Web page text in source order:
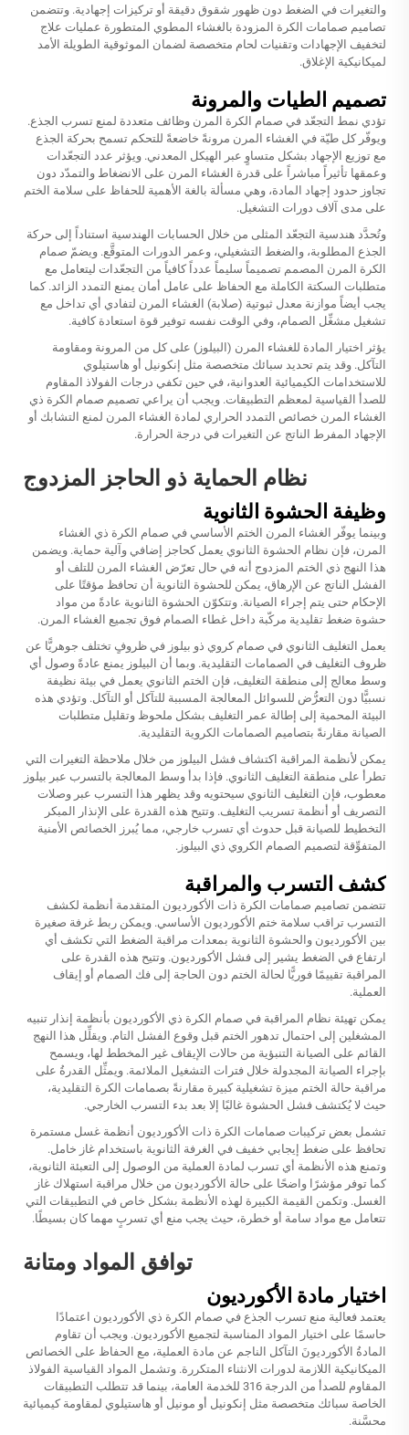
والتغيرات في الضغط دون ظهور شقوق دقيقة أو تركيزات إجهادية. وتتضمن
تصاميم صمامات الكرة المزودة بالغشاء المطوي المتطورة عمليات علاج
لتخفيف الإجهادات وتقنيات لحام متخصصة لضمان الموثوقية الطويلة الأمد
لميكانيكية الإغلاق.
تصميم الطيات والمرونة
تؤدي نمط التجعّد في صمام الكرة المرن وظائف متعددة لمنع تسرب الجذع.
ويوفّر كل طيّة في الغشاء المرن مرونةً خاضعةً للتحكم تسمح بحركة الجذع
مع توزيع الإجهاد بشكل متساوٍ عبر الهيكل المعدني. ويؤثر عدد التجعّدات
وعمقها تأثيراً مباشراً على قدرة الغشاء المرن على الانضغاط والتمدّد دون
تجاوز حدود إجهاد المادة، وهي مسألة بالغة الأهمية للحفاظ على سلامة الختم
على مدى آلاف دورات التشغيل.
وتُحدَّد هندسية التجعّد المثلى من خلال الحسابات الهندسية استناداً إلى حركة
الجذع المطلوبة، والضغط التشغيلي، وعمر الدورات المتوقَّع. ويضمّ صمام
الكرة المرن المصمم تصميماً سليماً عدداً كافياً من التجعّدات ليتعامل مع
متطلبات السكتة الكاملة مع الحفاظ على عامل أمان يمنع التمدد الزائد. كما
يجب أيضاً موازنة معدل ثبوتية (صلابة) الغشاء المرن لتفادي أي تداخل مع
تشغيل مشغِّل الصمام، وفي الوقت نفسه توفير قوة استعادة كافية.
يؤثر اختيار المادة للغشاء المرن (البيلوز) على كل من المرونة ومقاومة
التآكل. وقد يتم تحديد سبائك متخصصة مثل إنكونيل أو هاستيلوي
للاستخدامات الكيميائية العدوانية، في حين تكفي درجات الفولاذ المقاوم
للصدأ القياسية لمعظم التطبيقات. ويجب أن يراعي تصميم صمام الكرة ذي
الغشاء المرن خصائص التمدد الحراري لمادة الغشاء المرن لمنع التشابك أو
الإجهاد المفرط الناتج عن التغيرات في درجة الحرارة.
نظام الحماية ذو الحاجز المزدوج
وظيفة الحشوة الثانوية
وبينما يوفّر الغشاء المرن الختم الأساسي في صمام الكرة ذي الغشاء
المرن، فإن نظام الحشوة الثانوي يعمل كحاجز إضافي وآلية حماية. ويضمن
هذا النهج ذي الختم المزدوج أنه في حال تعرّض الغشاء المرن للتلف أو
الفشل الناتج عن الإرهاق، يمكن للحشوة الثانوية أن تحافظ مؤقتًا على
الإحكام حتى يتم إجراء الصيانة. وتتكوّن الحشوة الثانوية عادةً من مواد
حشوة ضغط تقليدية مركّبة داخل غطاء الصمام فوق تجميع الغشاء المرن.
يعمل التغليف الثانوي في صمام كروي ذو بيلوز في ظروفٍ تختلف جوهريًّا عن
ظروف التغليف في الصمامات التقليدية. وبما أن البيلوز يمنع عادةً وصول أي
وسط معالج إلى منطقة التغليف، فإن الختم الثانوي يعمل في بيئة نظيفة
نسبيًّا دون التعرُّض للسوائل المعالجة المسببة للتآكل أو التآكل. وتؤدي هذه
البيئة المحمية إلى إطالة عمر التغليف بشكل ملحوظ وتقليل متطلبات
الصيانة مقارنةً بتصاميم الصمامات الكروية التقليدية.
يمكن لأنظمة المراقبة اكتشاف فشل البيلوز من خلال ملاحظة التغيرات التي
تطرأ على منطقة التغليف الثانوي. فإذا بدأ وسط المعالجة بالتسرب عبر بيلوز
معطوب، فإن التغليف الثانوي سيحتويه وقد يظهر هذا التسرب عبر وصلات
التصريف أو أنظمة تسريب التغليف. وتتيح هذه القدرة على الإنذار المبكر
التخطيط للصيانة قبل حدوث أي تسرب خارجي، مما يُبرز الخصائص الأمنية
المتفوِّقة لتصميم الصمام الكروي ذي البيلوز.
كشف التسرب والمراقبة
تتضمن تصاميم صمامات الكرة ذات الأكورديون المتقدمة أنظمة لكشف
التسرب تراقب سلامة ختم الأكورديون الأساسي. ويمكن ربط غرفة صغيرة
بين الأكورديون والحشوة الثانوية بمعدات مراقبة الضغط التي تكشف أي
ارتفاع في الضغط يشير إلى فشل الأكورديون. وتتيح هذه القدرة على
المراقبة تقييمًا فوريًّا لحالة الختم دون الحاجة إلى فك الصمام أو إيقاف
العملية.
يمكن تهيئة نظام المراقبة في صمام الكرة ذي الأكورديون بأنظمة إنذار تنبيه
المشغلين إلى احتمال تدهور الختم قبل وقوع الفشل التام. ويقلِّل هذا النهج
القائم على الصيانة التنبؤية من حالات الإيقاف غير المخطط لها، ويسمح
بإجراء الصيانة المجدولة خلال فترات التشغيل الملائمة. ويمثِّل القدرةُ على
مراقبة حالة الختم ميزة تشغيلية كبيرة مقارنةً بصمامات الكرة التقليدية،
حيث لا يُكتشف فشل الحشوة غالبًا إلا بعد بدء التسرب الخارجي.
تشمل بعض تركيبات صمامات الكرة ذات الأكورديون أنظمة غسل مستمرة
تحافظ على ضغط إيجابي خفيف في الغرفة الثانوية باستخدام غاز خامل.
وتمنع هذه الأنظمة أي تسرب لمادة العملية من الوصول إلى التعبئة الثانوية،
كما توفر مؤشرًا واضحًا على حالة الأكورديون من خلال مراقبة استهلاك غاز
الغسل. وتكمن القيمة الكبيرة لهذه الأنظمة بشكل خاص في التطبيقات التي
تتعامل مع مواد سامة أو خطرة، حيث يجب منع أي تسربٍ مهما كان بسيطًا.
توافق المواد ومتانة
اختيار مادة الأكورديون
يعتمد فعالية منع تسرب الجذع في صمام الكرة ذي الأكورديون اعتمادًا
حاسمًا على اختيار المواد المناسبة لتجميع الأكورديون. ويجب أن تقاوم
المادةُ الأكورديونَ التآكل الناجم عن مادة العملية، مع الحفاظ على الخصائص
الميكانيكية اللازمة لدورات الانثناء المتكررة. وتشمل المواد القياسية الفولاذ
المقاوم للصدأ من الدرجة 316 للخدمة العامة، بينما قد تتطلب التطبيقات
الخاصة سبائك متخصصة مثل إنكونيل أو مونيل أو هاستيلوي لمقاومة كيميائية
محسَّنة.